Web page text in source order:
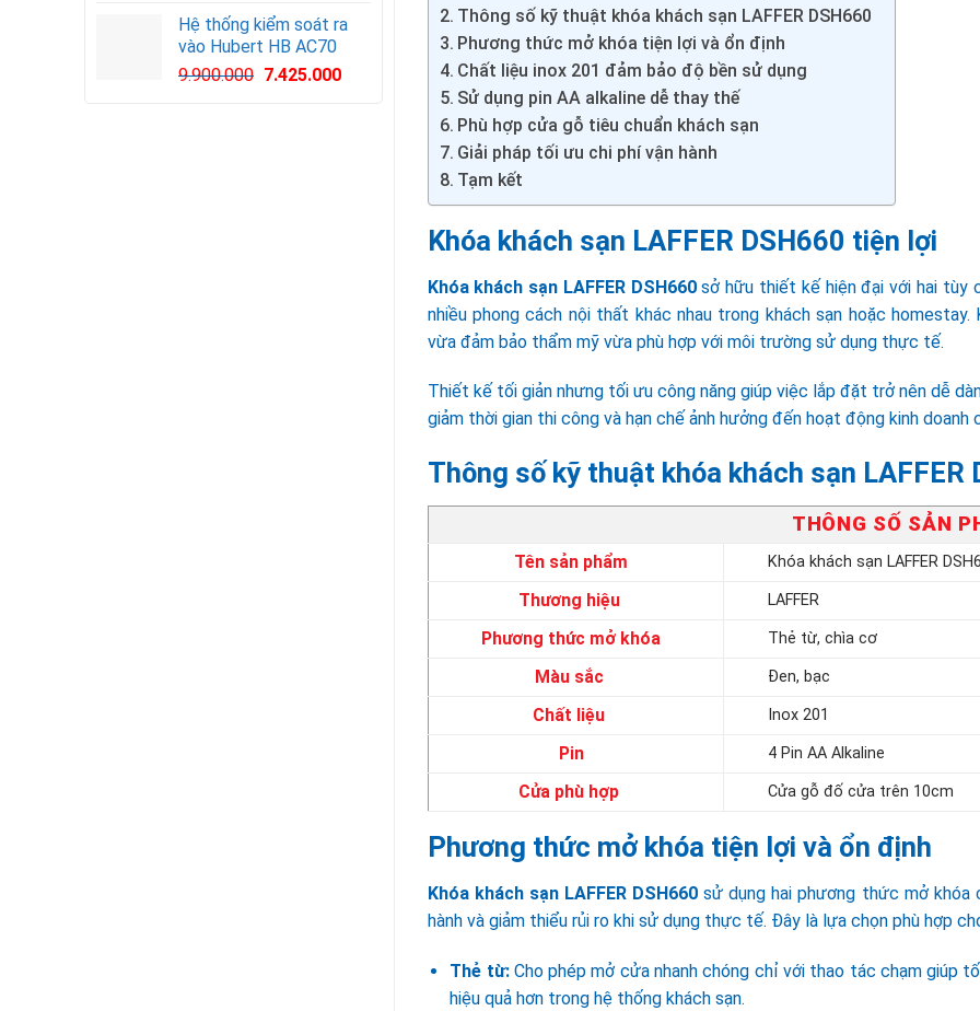
Hệ thống kiểm soát ra
vào Hubert HB AC70
9.900.000 Giá
7.425.000Giá
7.425.000VND.
Thông số kỹ thuật khóa khách sạn LAFFER DSH660
Phương thức mở khóa tiện lợi và ổn định
Chất liệu inox 201 đảm bảo độ bền sử dụng
Sử dụng pin AA alkaline dễ thay thế
Phù hợp cửa gỗ tiêu chuẩn khách sạn
Giải pháp tối ưu chi phí vận hành
Tạm kết
Khóa khách sạn LAFFER DSH660 tiện lợi
Khóa khách sạn LAFFER DSH660sở hữu thiết kế hiện đại với hai tùy
nhiều phong cách nội thất khác nhau trong khách sạn hoặc
vừa đảm bảo thẩm mỹ vừa phù hợp với môi trường sử dụng thực tế.
Thiết kế tối giản nhưng tối ưu công năng giúp việc lắp đặt trở nên dễ
giảm thời gian thi công và hạn chế ảnh hưởng đến hoạt động kinh doanh
Thông số kỹ thuật khóa khách sạn LAFFER
THÔNG SỐ SẢN
Tên sản phẩm Khóa khách sạn LAFFER
Thương hiệu LAFFER
Phương thức mở khóa Thẻ từ, chìa cơ
Màu sắc Đen, bạc
Chất liệu Inox 201
Pin 4 Pin AA Alkaline
Cửa phù hợp Cửa gỗ đố cửa trên 10cm
Phương thức mở khóa tiện lợi và ổn định
Khóa khách sạn LAFFER DSH660sử dụng hai phương thức mở khóa
hành và giảm thiểu rủi ro khi sử dụng thực tế. Đây là lựa chọn phù hợp
Thẻ từ:Cho phép mở cửa nhanh chóng chỉ với thao tác chạm giúp
hiệu quả hơn trong hệ thống khách sạn.